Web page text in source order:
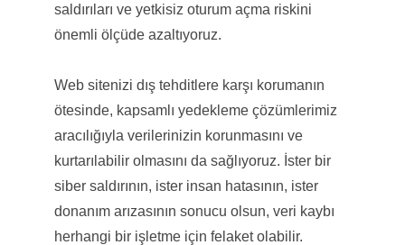
saldırıları ve yetkisiz oturum açma riskini
önemli ölçüde azaltıyoruz.
Web sitenizi dış tehditlere karşı korumanın
ötesinde, kapsamlı yedekleme çözümlerimiz
aracılığıyla verilerinizin korunmasını ve
kurtarılabilir olmasını da sağlıyoruz. İster bir
siber saldırının, ister insan hatasının, ister
donanım arızasının sonucu olsun, veri kaybı
herhangi bir işletme için felaket olabilir.